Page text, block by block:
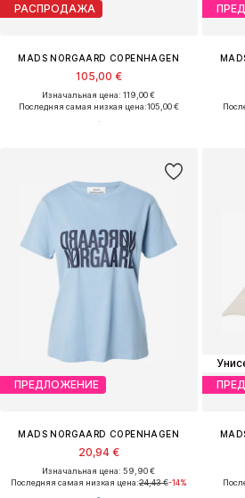
РАСПРОДАЖА
MADS NORGAARD COPENHAGEN
105,00 €
Изначальная цена: 119,00 €
Последняя самая низкая цена:105,00 €
ПРЕДЛОЖЕНИЕ
MADS NORGAARD COPENHAGEN
20,94 €
Изначальная цена: 59,90 €
Последняя самая низкая цена:24,43 €-14%